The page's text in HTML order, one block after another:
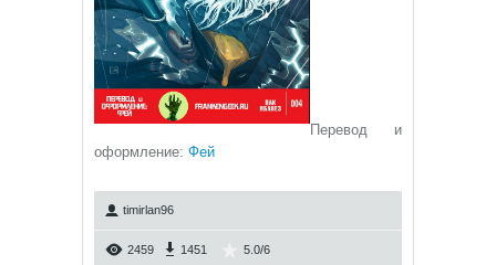
Перевод и
оформление: Фей
timirlan96
2459 1451 5.0/6